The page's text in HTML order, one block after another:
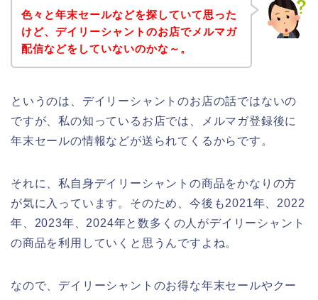
色々と年末セールなどを探していて思った
けど、デイリーシャントのお店でメルマガ
配信などをしていないのかな～。
というのは、デイリーシャントのお店の話ではないの
ですが、私の知っているお店では、メルマガ登録後に
年末セールの情報などが送られてくるからです。
それに、私自身デイリーシャントの商品をかなりの方
が気に入っています。そのため、今後も2021年、2022
年、2023年、2024年と数多くの人がデイリーシャント
の商品を利用していくと思うんですよね。
なので、デイリーシャントのお得な年末セールやクー